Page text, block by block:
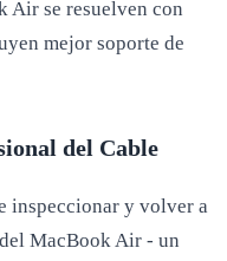
Air se resuelven con
mejor soporte de
del Cable
inspeccionar y volver a
MacBook Air - un